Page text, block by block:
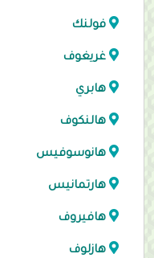
فولنك
غريغوف
هابري
هالنكوف
هانوسوفيس
هارتمانيس
هافيروف
هازلوف